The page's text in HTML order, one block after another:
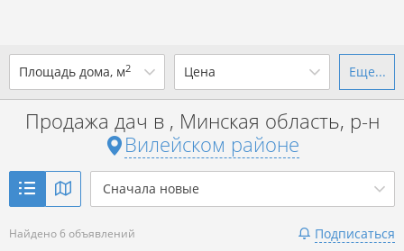
Площадь дома, м2
от до
Показать 6 объявлений
Цена
от до
р. за всё
Показать 6 объявлений
Еще...
Продажа дач в , Минская область, р-н
Вилейском районе
Сначала новые
Найдено 6 объявлений Подписаться
Ваш город -district Вилейский
Да Выбрать город